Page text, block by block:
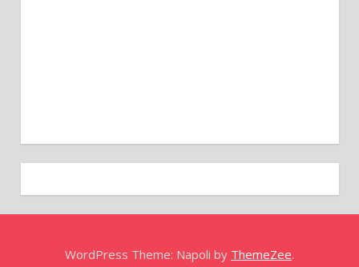
WordPress Theme: Napoli by ThemeZee.